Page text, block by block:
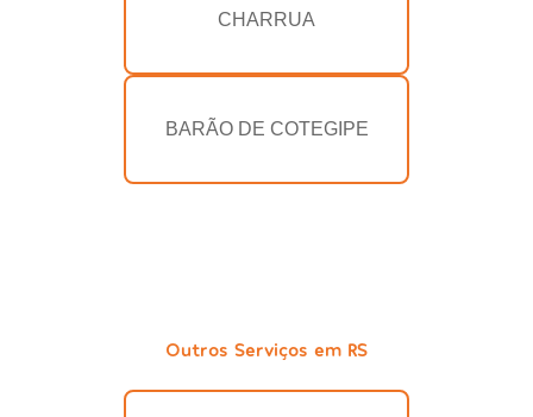
CHARRUA
BARÃO DE COTEGIPE
Outros Serviços em RS